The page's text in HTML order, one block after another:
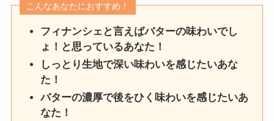
こんなあなたにおすすめ！
フィナンシェと言えばバターの味わいでし
ょ！と思っているあなた！
しっとり生地で深い味わいを感じたいあな
た！
バターの濃厚で後をひく味わいを感じたいあ
なた！